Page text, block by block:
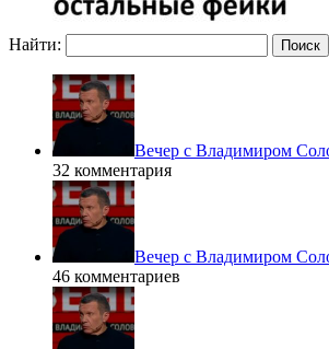
Найти:
Вечер с Владимиром
32 комментария
Вечер с Владимиром
46 комментариев